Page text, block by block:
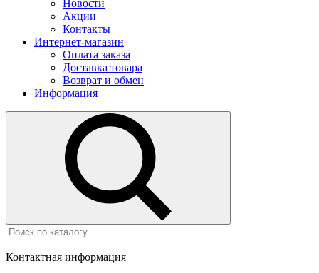
Новости
Акции
Контакты
Интернет-магазин
Оплата заказа
Доставка товара
Возврат и обмен
Информация
Контактная информация